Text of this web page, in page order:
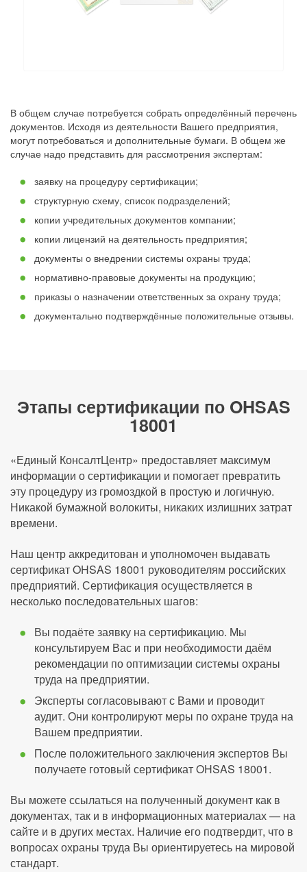
В общем случае потребуется собрать определённый перечень
документов. Исходя из деятельности Вашего предприятия,
могут потребоваться и дополнительные бумаги. В общем же
случае надо представить для рассмотрения экспертам:
заявку на процедуру сертификации;
структурную схему, список подразделений;
копии учредительных документов компании;
копии лицензий на деятельность предприятия;
документы о внедрении системы охраны труда;
нормативно-правовые документы на продукцию;
приказы о назначении ответственных за охрану труда;
документально подтверждённые положительные отзывы.
Этапы сертификации по OHSAS
18001
«Единый КонсалтЦентр» предоставляет максимум
информации о сертификации и помогает превратить
эту процедуру из громоздкой в простую и логичную.
Никакой бумажной волокиты, никаких излишних затрат
времени.
Наш центр аккредитован и уполномочен выдавать
сертификат OHSAS 18001 руководителям российских
предприятий. Сертификация осуществляется в
несколько последовательных шагов:
Вы подаёте заявку на сертификацию. Мы
консультируем Вас и при необходимости даём
рекомендации по оптимизации системы охраны
труда на предприятии.
Эксперты согласовывают с Вами и проводит
аудит. Они контролируют меры по охране труда на
Вашем предприятии.
После положительного заключения экспертов Вы
получаете готовый сертификат OHSAS 18001.
Вы можете ссылаться на полученный документ как в
документах, так и в информационных материалах — на
сайте и в других местах. Наличие его подтвердит, что в
вопросах охраны труда Вы ориентируетесь на мировой
стандарт.